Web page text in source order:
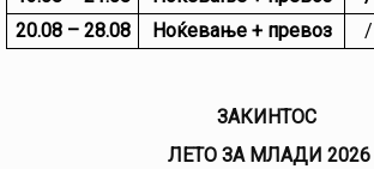
20.08 – 28.08
Ноќевање + превоз /
ЗАКИНТОС
ЛЕТО ЗА МЛАДИ 2026